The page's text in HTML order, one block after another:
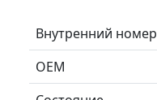
Внутренний номер
ОЕМ